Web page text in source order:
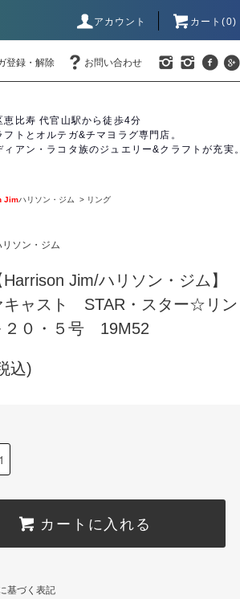
アカウント カート(0)
登録・解除 お問い合わせ
恵比寿 代官山駅から徒歩4分
トとオルテガ&チマヨラグ専門店。
アン・ラコタ族のジュエリー&クラフトが充実。
Jimハリソン・ジム > リング
リソン・ジム
Jim/ハリソン・ジム】
キャスト STAR・スター☆リン
０・５号 19M52
込)
カートに入れる
基づく表記